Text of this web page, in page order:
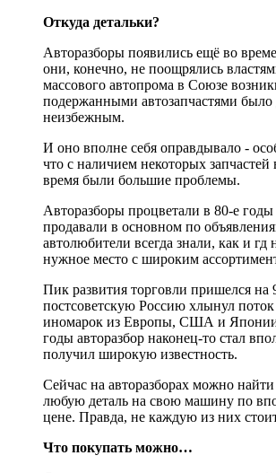
Откуда детальки?
Авторазборы появились ещё во
они, конечно, не поощрялись
массового автопрома в Союзе
подержанными автозапчастями было
неизбежным.
И оно вполне себя оправдывало -
что с наличием некоторых запчастей
время были большие проблемы.
Авторазборы процветали в 80-е годы
продавали в основном по
автолюбители всегда знали, как и гд
нужное место с широким
Пик развития торговли пришелся на
постсоветскую Россию хлынул
иномарок из Европы, США и
годы авторазбор наконец-то стал
получил широкую известность.
Сейчас на авторазборах можно
любую деталь на свою машину по
цене. Правда, не каждую из них
Что покупать можно…